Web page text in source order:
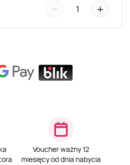
Shiatsu
Masaż czekoladą
Karku
militarne
− 1 +
Voucher ważny 12
miesięcy od dnia nabycia